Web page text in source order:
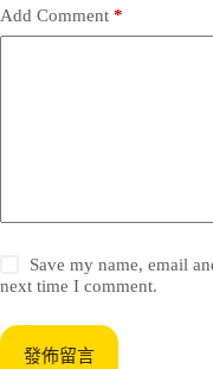
Add Comment *
Save my name, email
next time I comment.
發佈留言